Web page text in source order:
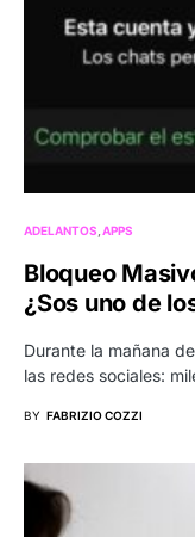
ADELANTOS APPS
Bloqueo
¿Sos uno de
Durante la mañana
las redes sociales:
BY FABRIZIO COZZI